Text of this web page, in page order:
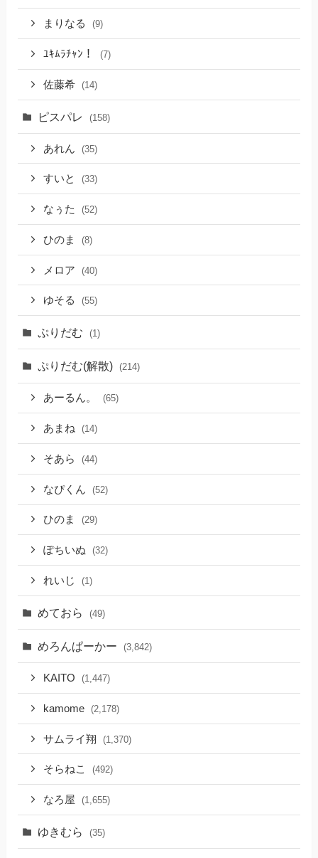
まりなる (9)
ﾕｷﾑﾗﾁｬﾝ！ (7)
佐藤希 (14)
ピスパレ (158)
あれん (35)
すいと (33)
なぅた (52)
ひのま (8)
メロア (40)
ゆそる (55)
ぷりだむ (1)
ぷりだむ(解散) (214)
あーるん。 (65)
あまね (14)
そあら (44)
なぴくん (52)
ひのま (29)
ぽちいぬ (32)
れいじ (1)
めておら (49)
めろんぱーかー (3,842)
KAITO (1,447)
kamome (2,178)
サムライ翔 (1,370)
そらねこ (492)
なろ屋 (1,655)
ゆきむら (35)